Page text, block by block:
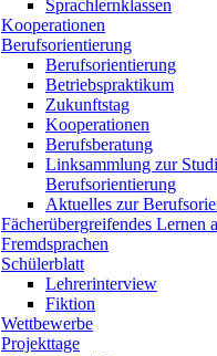
Sprachlernklassen
Kooperationen
Berufsorientierung
Berufsorientierung
Betriebspraktikum
Zukunftstag
Kooperationen
Berufsberatung
Linksammlung zur
Berufsorientierung
Aktuelles zur
Fächerübergreifendes Lernen
Fremdsprachen
Schülerblatt
Lehrerinterview
Fiktion
Wettbewerbe
Projekttage